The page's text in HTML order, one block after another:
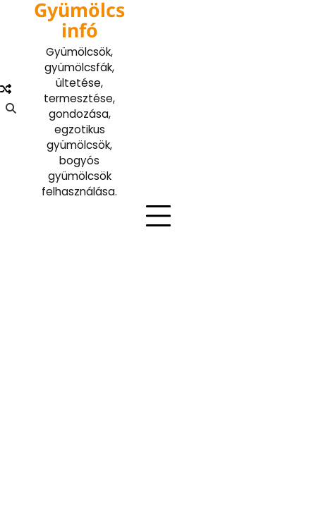
Gyümölcs
infó
Gyümölcsök,
gyümölcsfák,
ültetése,
termesztése,
gondozása,
egzotikus
gyümölcsök,
bogyós
gyümölcsök
felhasználása.